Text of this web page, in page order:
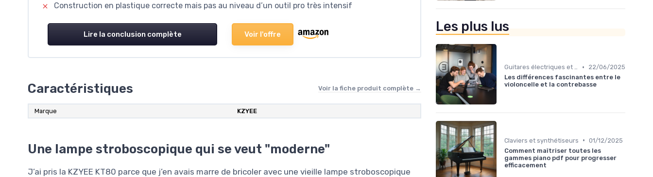
Construction en plastique correcte mais pas au niveau d’un outil pro très intensif
Lire la conclusion complète Voir l'offre
Caractéristiques Voir la fiche produit complète →
Marque KZYEE
Une lampe stroboscopique qui se veut "moderne"
J’ai pris la KZYEE KT80 parce que j’en avais marre de bricoler avec une vieille lampe stroboscopique
Les plus lus
Guitares électriques et acoustiques •
22/06/2025
Les différences fascinantes entre le
violoncelle et la contrebasse
Claviers et synthétiseurs • 01/12/2025
Comment maîtriser toutes les
gammes piano pdf pour progresser
efficacement